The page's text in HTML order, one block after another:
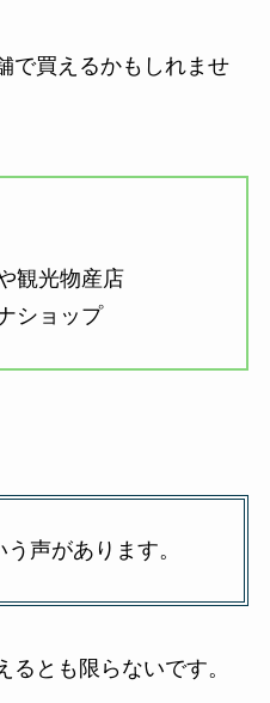
で買えるかもしれませ
観光物産店
ショップ
声があります。
とも限らないです。